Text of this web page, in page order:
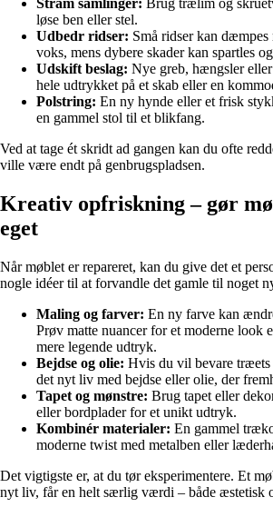
Stram samlinger: Brug trælim og
løse ben eller stel.
Udbedr ridser: Små ridser kan
voks, mens dybere skader kan spartles
Udskift beslag: Nye greb, hængsler
hele udtrykket på et skab eller en
Polstring: En ny hynde eller et frisk
en gammel stol til et blikfang.
Ved at tage ét skridt ad gangen kan du ofte
ville være endt på genbrugspladsen.
Kreativ opfriskning – gør
eget
Når møblet er repareret, kan du give det et
nogle idéer til at forvandle det gamle til noget
Maling og farver: En ny farve kan
Prøv matte nuancer for et moderne look
mere legende udtryk.
Bejdse og olie: Hvis du vil bevare
det nyt liv med bejdse eller olie, der
Tapet og mønstre: Brug tapet eller
eller bordplader for et unikt udtryk.
Kombinér materialer: En gammel
moderne twist med metalben eller
Det vigtigste er, at du tør eksperimentere. Et
nyt liv, får en helt særlig værdi – både æstetisk